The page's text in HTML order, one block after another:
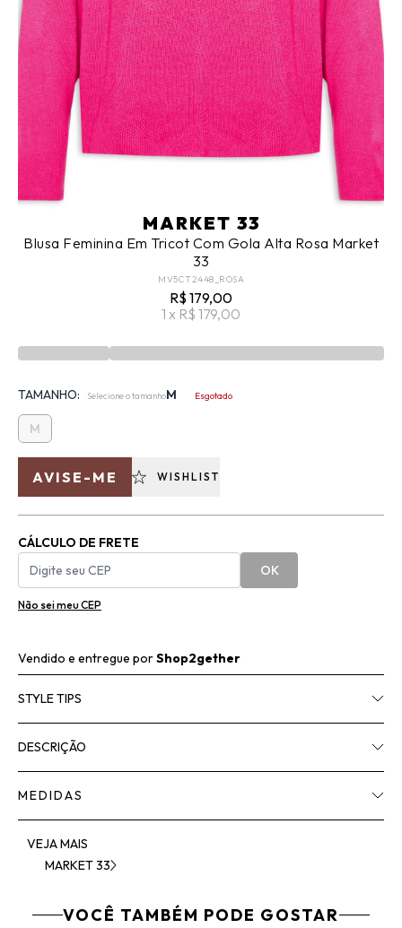
MARKET 33
Blusa Feminina Em Tricot Com Gola Alta Rosa Market
33
MV5CT2448_ROSA
R$ 179,00
1 x R$ 179,00
TAMANHO: Selecione o tamanhoM Esgotado
M
AVISE-ME WISHLIST
CÁLCULO DE FRETE
OK
Não sei meu CEP
Vendido e entregue porShop2gether
STYLE TIPS
DESCRIÇÃO
MEDIDAS
VEJA MAIS
MARKET 33
VOCÊ TAMBÉM PODE GOSTAR